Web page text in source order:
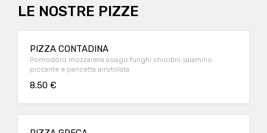
LE NOSTRE PIZZE
PIZZA CONTADINA
Pomodoro mozzarella asiago funghi chiodini salamino
piccante e pancetta arrotolata
8.50 €